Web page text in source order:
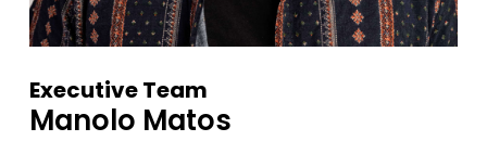
Executive Team
Manolo Matos